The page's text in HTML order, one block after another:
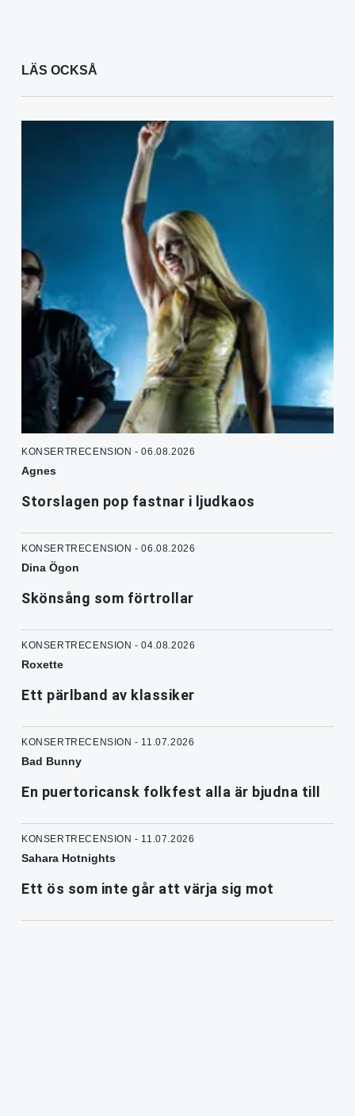
LÄS OCKSÅ
KONSERTRECENSION - 06.08.2026
Agnes
Storslagen pop fastnar i ljudkaos
KONSERTRECENSION - 06.08.2026
Dina Ögon
Skönsång som förtrollar
KONSERTRECENSION - 04.08.2026
Roxette
Ett pärlband av klassiker
KONSERTRECENSION - 11.07.2026
Bad Bunny
En puertoricansk folkfest alla är bjudna till
KONSERTRECENSION - 11.07.2026
Sahara Hotnights
Ett ös som inte går att värja sig mot